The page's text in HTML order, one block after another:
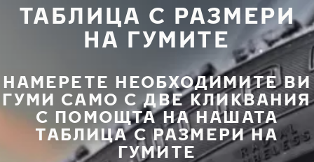
ТАБЛИЦА С РАЗМЕРИ
НА ГУМИТЕ
НАМЕРЕТЕ НЕОБХОДИМИТЕ ВИ
ГУМИ САМО С ДВЕ КЛИКВАНИЯ
С ПОМОЩТА НА НАШАТА
ТАБЛИЦА С РАЗМЕРИ НА
ГУМИТЕ